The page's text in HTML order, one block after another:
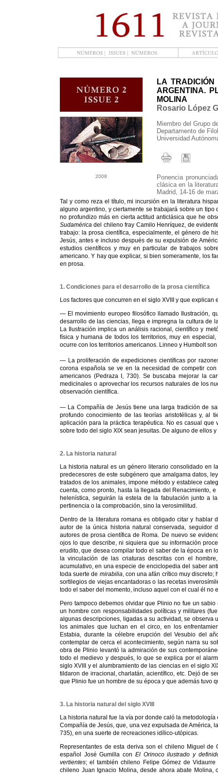
2008
LA
ARGENTINA.
MOLINA
Rosario López
Miembro del Grupo
Departamento de
Universidad
Ponencia
clásica en la
Madrid, 14-16 de
Tal y como reza el título, mi incursión en la literatura
alguno argentino, y ciertamente se trabajará sobre un
no profundizo más en cierta actitud anticlásica que he
Sudamérica del chileno fray Camilo Henríquez, de
trabajo: la prosa científica, especialmente, el género de
Jesús, antes e incluso después de su expulsión de
estudios científicos y muy en particular de trabajos
americano. Y hay que explicar, si bien someramente, los
en prosa.
1. Condiciones para el desarrollo de la prosa científica
Los factores que concurren en el siglo XVIII y que
— El movimiento europeo filosófico llamado Ilustración,
desarrollo de las ciencias, llega e impregna la cultura de
La Ilustración implica un análisis racional, científico y
física y humana de todos los territorios, muy en
ocurre con los territorios americanos. Linneo y Humbolt
— La proliferación de expediciones científicas por
corona española se ve en la necesidad de competir
americanos (Pedraza I, 730). Se buscaba mejorar la
medicinales o aprovechar los recursos naturales de los
observación científica.
— La Compañía de Jesús tiene una larga tradición de
profundo conocimiento de las teorías aristotélicas y, al
aplicación para la práctica terapéutica. No es casual
sobre todo del siglo XIX sean jesuitas. De alguno de ellos
2. La historia natural
La historia natural es un género literario consolidado en
predecesores de este subgénero que amalgama datos,
tratados de los animales, impone método y establece
cuenta, como pronto, hasta la llegada del Renacimiento,
helenística, seguirán la estela de la fabulación junto a
pertinencia o la comprobación, sino la verosimilitud.
Dentro de la literatura romana es obligado citar y hablar
autor de la única historia natural conservada, seguidor
autores de prosa científica de Roma. De nuevo se
ojos lo que describe, ni siquiera que su información
erudito, que desea compilar todo el saber de la época en
la vinculación de las criaturas descritas con el
acumulativo, en una especie de enciclopedia del saber
toda suerte de mirabilia, con una afán crítico muy
sortilegios de viejas encantadoras o las recetas
todo el saber del momento, incluso aquel con el cual él
Pero tampoco debemos olvidar que Plinio no fue un
un hombre con responsabilidades políticas y militares
algunas descripciones, ligadas a su actividad, se
los animales que luchan en el circo, en los
Estabia, durante la célebre erupción del Vesubio del
contemplar de cerca el acontecimiento, según narra su
obra de Plinio levantó la admiración de sus
todo el medievo y después, lo que se explica por el
siglo XVIII y el alumbramiento de las ciencias en el siglo
tildaron de irracional, charlatán, acientífico, etc. Dejó de
que Plinio fue un hombre de su época y que además tuvo
3. La historia natural del siglo XVIII
La historia natural fue la vía por donde caló la
Compañía de Jesús, que, una vez expulsada de América,
735), en una suerte de recreaciones idílico-utópicas.
Representantes de esta deriva son el chileno Miguel
español José Gumilla con El Orinoco ilustrado y
vertientes; el también chileno Felipe Gómez de
chileno Juan Ignacio Molina, desde ahora abate Molina,